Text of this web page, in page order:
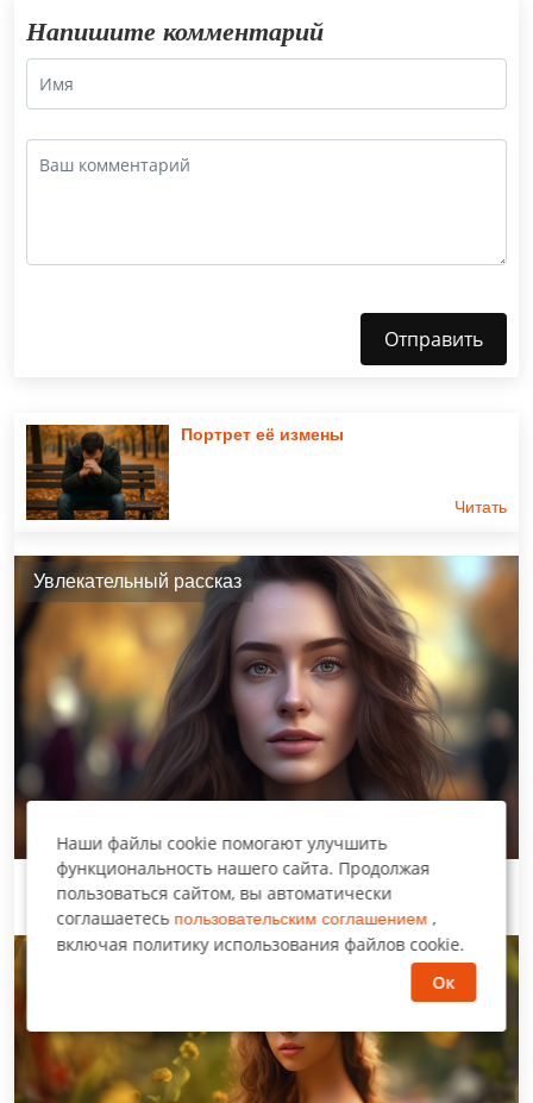
Напишите комментарий
Отправить
Портрет её измены
Читать
Увлекательный рассказ
Чужой в моей жизни
Наши файлы cookie помогают улучшить
функциональность нашего сайта. Продолжая
пользоваться сайтом, вы автоматически
соглашаетесь пользовательским соглашением ,
включая политику использования файлов cookie.
Ок